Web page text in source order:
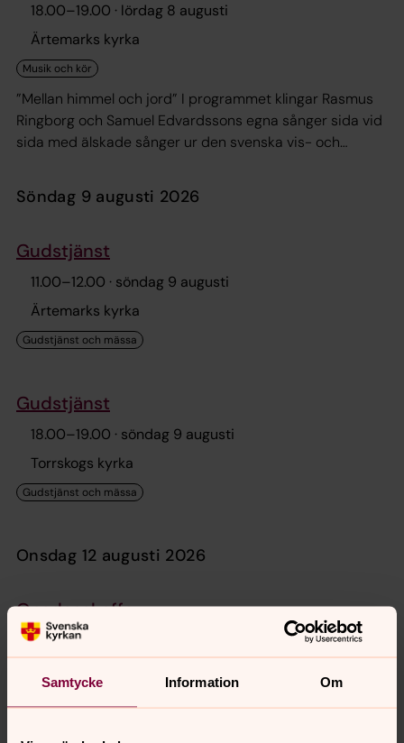
Samtycke Information Om
18.00–19.00 · lördag 8 augusti
Ärtemarks kyrka
”Mellan himmel och jord” I programmet klingar Rasmus
Ringborg och Samuel Edvardssons egna sånger sida vid
sida med älskade sånger ur den svenska vis- och
söndag 9 augusti 2026
Gudstjänst
11.00–12.00 · söndag 9 augusti
Ärtemarks kyrka
Gudstjänst
18.00–19.00 · söndag 9 augusti
Torrskogs kyrka
onsdag 12 augusti 2026
Onsdagskaffe
11.00–13.00